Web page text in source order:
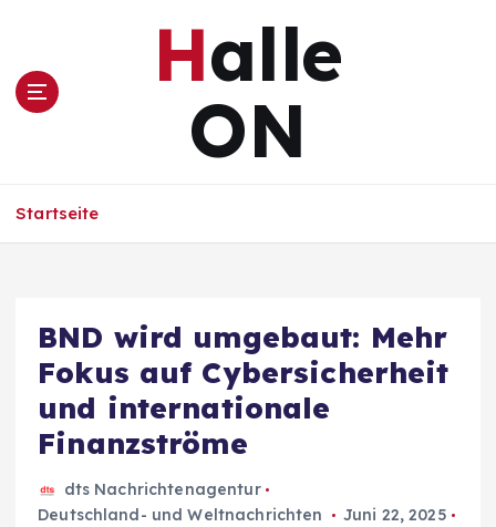
s
Halle
ON
Startseite
BND wird umgebaut: Mehr
Fokus auf Cybersicherheit
und internationale
Finanzströme
dts Nachrichtenagentur
Deutschland- und Weltnachrichten
Juni 22, 2025